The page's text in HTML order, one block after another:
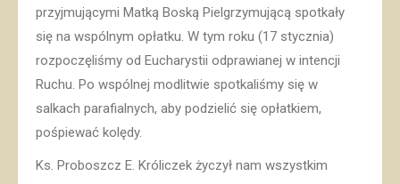
przyjmującymi Matką Boską Pielgrzymującą spotkały
się na wspólnym opłatku. W tym roku (17 stycznia)
rozpoczęliśmy od Eucharystii odprawianej w intencji
Ruchu. Po wspólnej modlitwie spotkaliśmy się w
salkach parafialnych, aby podzielić się opłatkiem,
pośpiewać kolędy.
Ks. Proboszcz E. Króliczek życzył nam wszystkim